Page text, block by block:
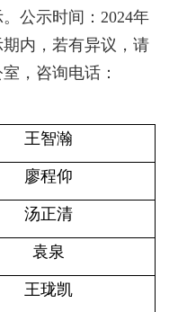
公示时间：2024年
期内，若有异议，请
，咨询电话：
王智瀚
廖程仰
汤正清
袁泉
王珑凯